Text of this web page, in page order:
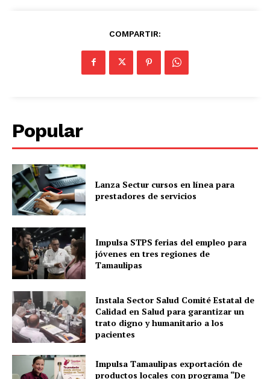
COMPARTIR:
Popular
Lanza Sectur cursos en línea para
prestadores de servicios
Impulsa STPS ferias del empleo para
jóvenes en tres regiones de
Tamaulipas
Instala Sector Salud Comité Estatal de
Calidad en Salud para garantizar un
trato digno y humanitario a los
pacientes
Impulsa Tamaulipas exportación de
productos locales con programa “De